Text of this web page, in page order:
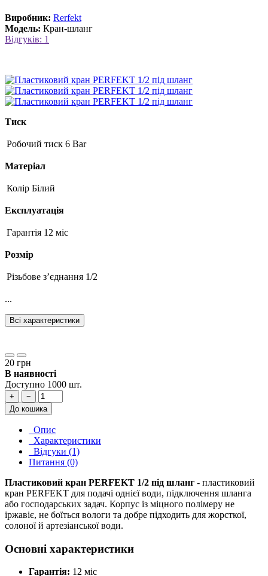
Виробник: Rerfekt
Модель: Кран-шланг
Відгуків: 1
Тиск
Робочий тиск 6 Bar
Матеріал
Колір Білий
Експлуатація
Гарантія 12 міс
Розмір
Різьбове з’єднання 1/2
...
Всі характеристики
20 грн
В наявності
Доступно 1000 шт.
+
−
До кошика
Опис
Характеристики
Відгуки (1)
Питання (0)
Пластиковий кран PERFEKT 1/2 під шланг - пластиковий
кран PERFEKT для подачі однієї води, підключення шланга
або господарських задач. Корпус із міцного полімеру не
іржавіє, не боїться вологи та добре підходить для жорсткої,
солоної й артезіанської води.
Основні характеристики
Гарантія: 12 міс